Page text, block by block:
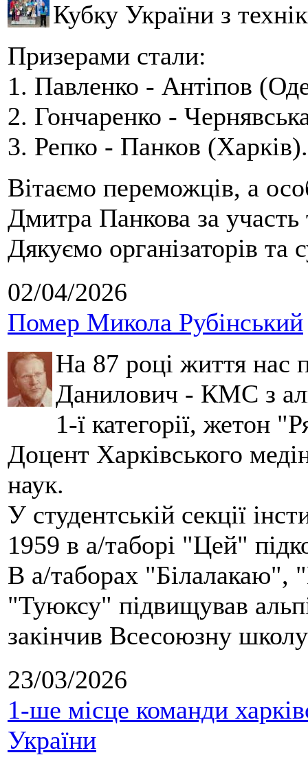
Кубку України з
Призерами стали:
1. Павленко - Антіпов
2. Гончаренко -
3. Репко - Панков (Харків).
Вітаємо переможців, а
Дмитра Панкова за
Дякуємо організаторів та
02/04/2026
Помер Микола Рубінський
На 87 році життя нас
Данилович - КМС з
1-ї категорії, жетон
Доцент Харківського
наук.
У студентській секції
1959 в а/таборі "Цей"
В а/таборах "Білалакаю",
"Туюксу" підвищував
закінчив Всесоюзну
23/03/2026
1-ше місце команди
України